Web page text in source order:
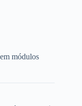
módulos